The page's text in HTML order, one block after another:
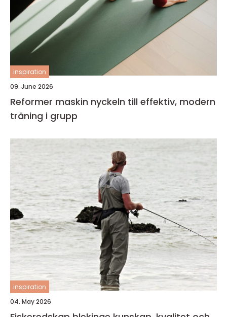
inspiration
09. June 2026
Reformer maskin nyckeln till effektiv, modern
träning i grupp
inspiration
04. May 2026